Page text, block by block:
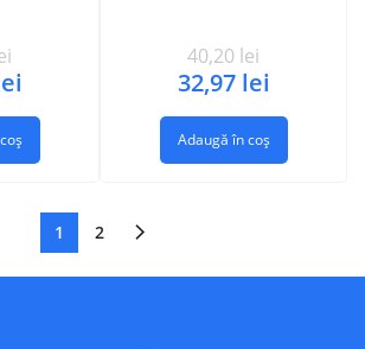
40,20 lei
32,97 lei
Adaugă în coș
1 2